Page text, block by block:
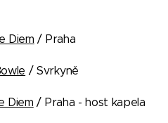
Diem / Praha
/ Svrkyně
Diem / Praha - host kapela